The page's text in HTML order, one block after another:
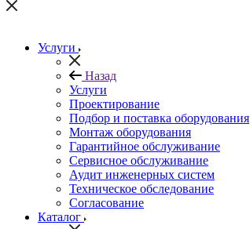
Услуги
Назад
Услуги
Проектирование
Подбор и поставка оборудования
Монтаж оборудования
Гарантийное обслуживание
Сервисное обслуживание
Аудит инженерных систем
Техническое обследование
Согласование
Каталог